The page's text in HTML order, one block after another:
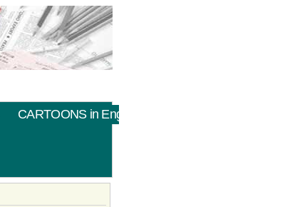
CARTOONS in English